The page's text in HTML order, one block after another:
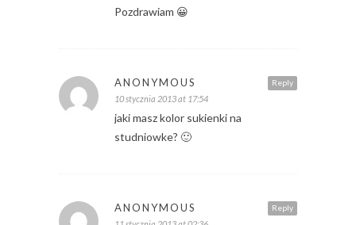
Pozdrawiam 😀
Reply
ANONYMOUS
10 stycznia 2013 at 17:54
jaki masz kolor sukienki na
studniowke? 🙂
Reply
ANONYMOUS